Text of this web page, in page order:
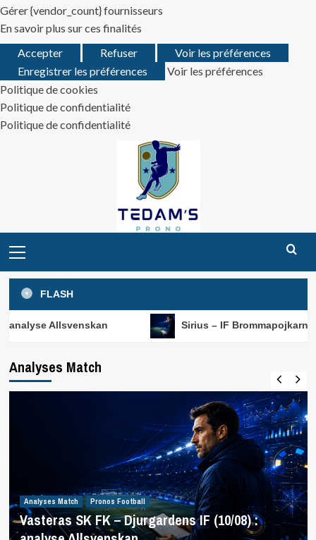
Gérer {vendor_count} fournisseurs
En savoir plus sur ces finalités
Accepter
Refuser
Voir les préférences
Enregistrer les préférences
Voir les préférences
Politique de cookies
Politique de confidentialité
Politique de confidentialité
Menu
FLASH
Sirius – IF Brommapojkarna (10/08) :
Analyses Match
Analyses Match Pronos Football
Vasteras SK FK – Djurgardens IF (10/08) :